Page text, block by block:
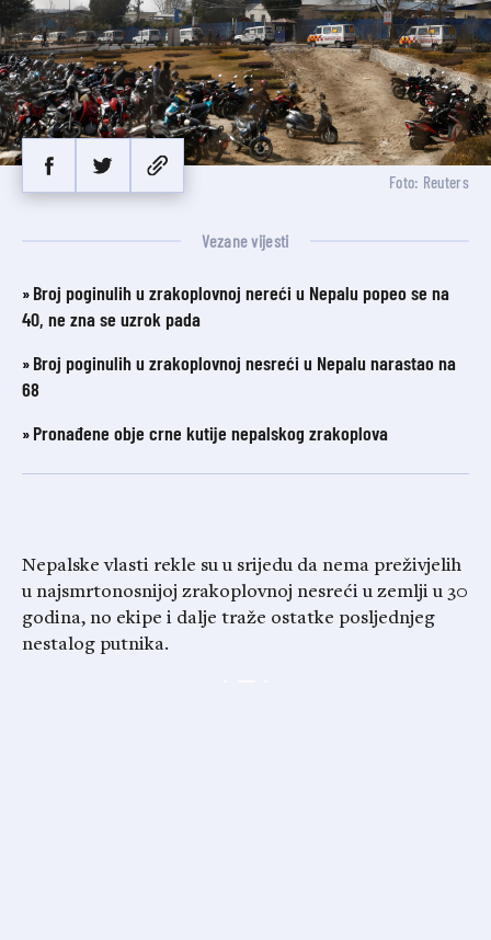
Foto: Reuters
Vezane vijesti
Broj poginulih u zrakoplovnoj nereći u Nepalu popeo se na
40, ne zna se uzrok pada
Broj poginulih u zrakoplovnoj nesreći u Nepalu narastao na
68
Pronađene obje crne kutije nepalskog zrakoplova
Nepalske vlasti rekle su u srijedu da nema preživjelih
u najsmrtonosnijoj zrakoplovnoj nesreći u zemlji u 30
godina, no ekipe i dalje traže ostatke posljednjeg
nestalog putnika.